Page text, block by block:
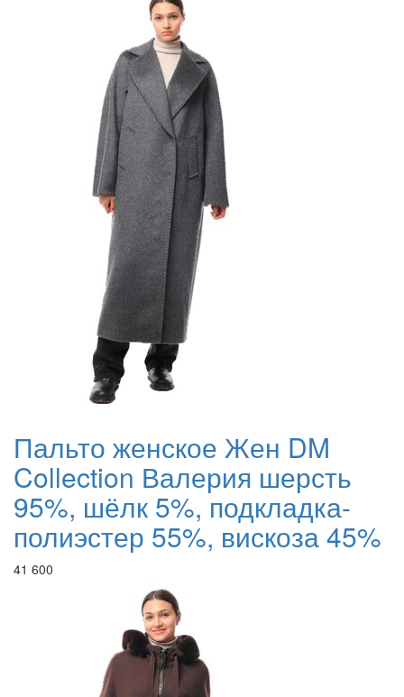
Пальто женское Жен DM
Collection Валерия шерсть
95%, шёлк 5%, подкладка-
полиэстер 55%, вискоза 45%
41 600